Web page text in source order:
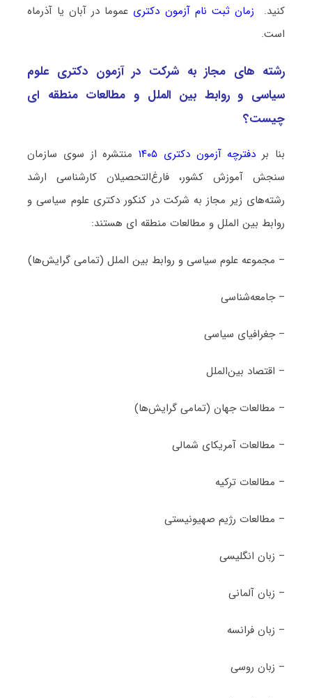
کنید.
زمان ثبت نام آزمون دکتری عموما در آبان یا آذرماه
است.
رشته­ های مجاز به شرکت در آزمون دکتری ﻋﻠﻮم
ﺳﻴﺎسی و رواﺑﻂ بین اﻟﻤﻠﻞ و مطالعات منطقه ای
چیست؟
بنا بر دفترچه آزمون دکتری ۱۴۰۵
منتشره از سوی سازمان
سنجش آموزش کشور، فارغ‌التحصیلان کارشناسی ارشد
رشته‌های زیر مجاز به شرکت در کنکور دکتری ﻋﻠﻮم ﺳﻴﺎسی و
رواﺑﻂ بین اﻟﻤﻠﻞ و مطالعات منطقه ای هستند:
– مجموعه علوم سیاسی و روابط بین ‌الملل (تمامی گرایش‌ها)
– جامعه‌شناسی
– جغرافیای سیاسی
– اقتصاد بین‌الملل
– مطالعات جهان (تمامی گرایش‌ها)
– مطالعات آمریکای شمالی
– مطالعات ترکیه
– مطالعات رژیم صهیونیستی
– زبان انگلیسی
– زبان آلمانی
– زبان فرانسه
– زبان روسی